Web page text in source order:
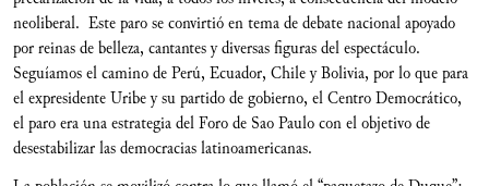
neoliberal. Este paro se convirtió en tema de debate nacional apoyado
por reinas de belleza, cantantes y diversas figuras del espectáculo.
Seguíamos el camino de Perú, Ecuador, Chile y Bolivia, por lo que para
el expresidente Uribe y su partido de gobierno, el Centro Democrático,
el paro era una estrategia del Foro de Sao Paulo con el objetivo de
desestabilizar las democracias latinoamericanas.